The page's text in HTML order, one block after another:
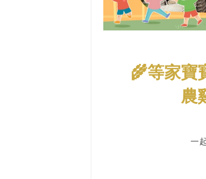
🌾等家寶
農
一